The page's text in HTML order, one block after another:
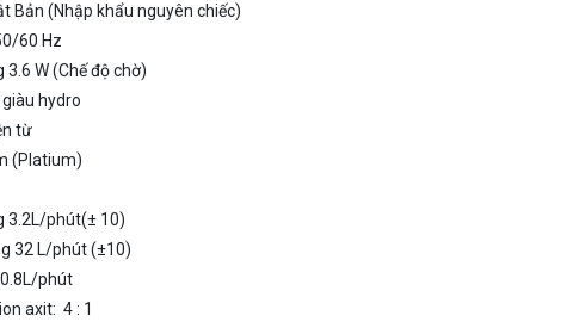
Bản (Nhập khẩu nguyên chiếc)
60 Hz
W (Chế độ chờ)
hydro
từ
(Platium)
3.2L/phút(± 10)
32 L/phút (±10)
phút
axit: 4 : 1